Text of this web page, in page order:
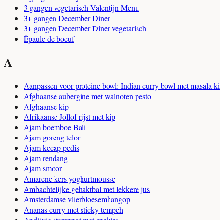
3 gangen vegetarisch Valentijn Menu
3+ gangen December Diner
3+ gangen December Diner vegetarisch
Épaule de boeuf
A
Aanpassen voor proteine bowl: Indian curry bowl met masala
Afghaanse aubergine met walnoten pesto
Afghaanse kip
Afrikaanse Jollof rijst met kip
Ajam boemboe Bali
Ajam goreng telor
Ajam kecap pedis
Ajam rendang
Ajam smoor
Amarene kers yoghurtmousse
Ambachtelijke gehaktbal met lekkere jus
Amsterdamse vlierbloesemhangop
Ananas curry met sticky tempeh